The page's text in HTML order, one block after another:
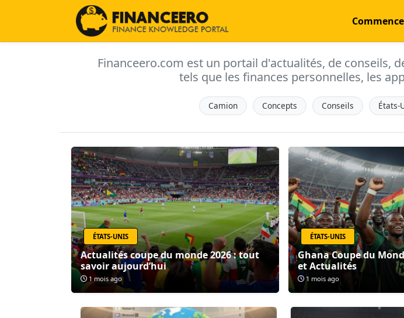
Financeero.com est un portail d'actualités, de conseils,
tels que les finances personnelles, les
Camion Concepts Conseils États-
ÉTATS-UNIS
Actualités coupe du monde 2026 : tout
savoir aujourd’hui
1 mois ago
ÉTATS-UNIS
Ghana Coupe du
et Actualités
1 mois ago